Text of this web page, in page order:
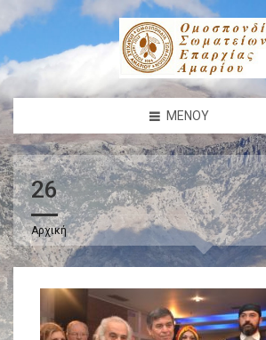
ΜΕΝΟΎ
26
Αρχική